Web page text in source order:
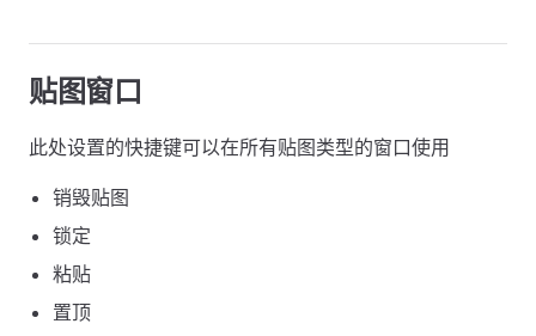
贴图窗口
此处设置的快捷键可以在所有贴图类型的窗口使用
销毁贴图
锁定
粘贴
置顶